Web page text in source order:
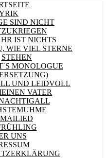
SIND NICHT
IST NICHTS
WIE VIEL STERNE S
TEHEN
MONOLOGUE
UND LEIDVOLL
VATER
MAILIED
UNS